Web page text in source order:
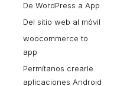
De WordPress a App
Del sitio web al móvil
woocommerce to
app
Permítanos crearle
aplicaciones Android